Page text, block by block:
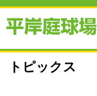
トピックス